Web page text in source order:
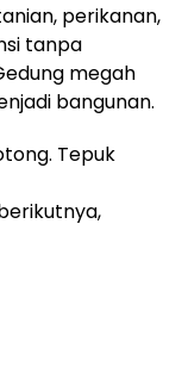
perikanan,
tanpa
megah
bangunan.
Tepuk